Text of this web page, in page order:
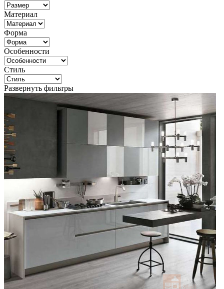
Материал
Форма
Особенности
Стиль
Развернуть фильтры